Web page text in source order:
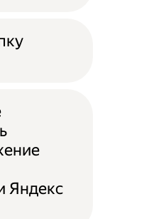
Яндекс